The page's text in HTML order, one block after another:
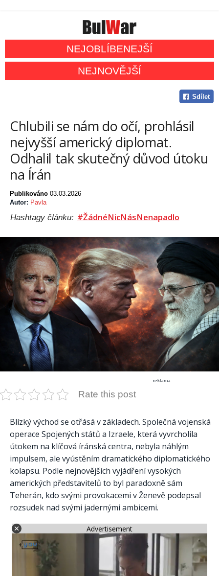
NEJOBLÍBENEJŠÍ
NEJNOVĚJŠÍ
Sdílet
Chlubili se nám do očí, prohlásil
nejvyšší americký diplomat.
Odhalil tak skutečný důvod útoku
na Írán
Publikováno 03.03.2026
Autor: Pavla
Hashtagy článku: #ŽádnéNicNásNenapadlo
reklama
Rate this post
Blízký východ se otřásá v základech. Společná vojenská
operace Spojených států a Izraele, která vyvrcholila
útokem na klíčová íránská centra, nebyla náhlým
impulsem, ale vyústěním dramatického diplomatického
kolapsu. Podle nejnovějších vyjádření vysokých
amerických představitelů to byl paradoxně sám
Teherán, kdo svými provokacemi v Ženevě podepsal
rozsudek nad svými jadernými ambicemi.
Advertisement